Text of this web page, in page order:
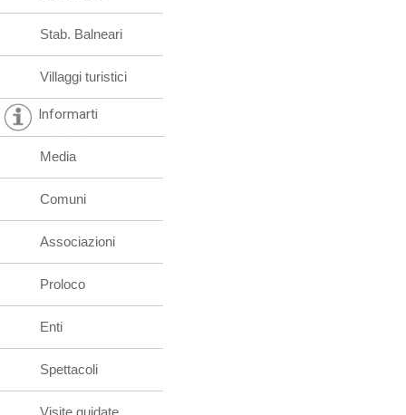
Stab. Balneari
Villaggi turistici
Informarti
Media
Comuni
Associazioni
Proloco
Enti
Spettacoli
Visite guidate